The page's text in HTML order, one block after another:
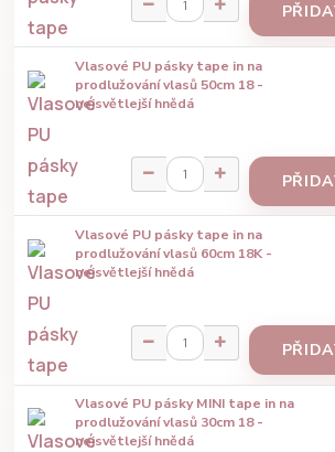
Vlasové PU pásky tape in na
prodlužování vlasů 50cm 18 -
nejsvětlejší hnědá
Vlasové PU pásky tape in na
prodlužování vlasů 60cm 18K -
nejsvětlejší hnědá
Vlasové PU pásky MINI tape in na
prodlužování vlasů 30cm 18 -
nejsvětlejší hnědá